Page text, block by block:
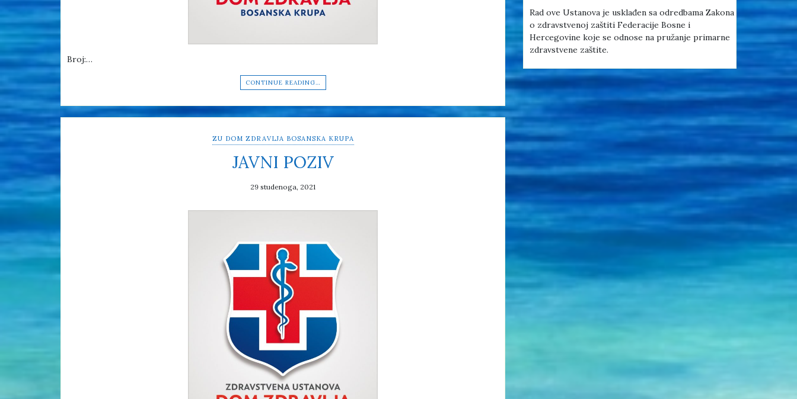
Broj:…
CONTINUE READING…
ZU DOM ZDRAVLJA BOSANSKA KRUPA
JAVNI POZIV
29 studenoga, 2021
Rad ove Ustanova je usklađen sa odredbama Zakona
o zdravstvenoj zaštiti Federacije Bosne i
Hercegovine koje se odnose na pružanje primarne
zdravstvene zaštite.